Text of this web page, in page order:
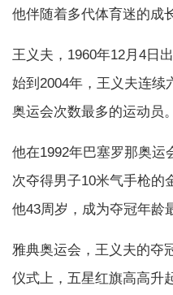
他伴随着多代体育迷的成
王义夫，1960年12月4日
始到2004年，王义夫连续
奥运会次数最多的运动员。
他在1992年巴塞罗那奥运
次夺得男子10米气手枪的
他43周岁，成为夺冠年龄
雅典奥运会，王义夫的夺
仪式上，五星红旗高高升